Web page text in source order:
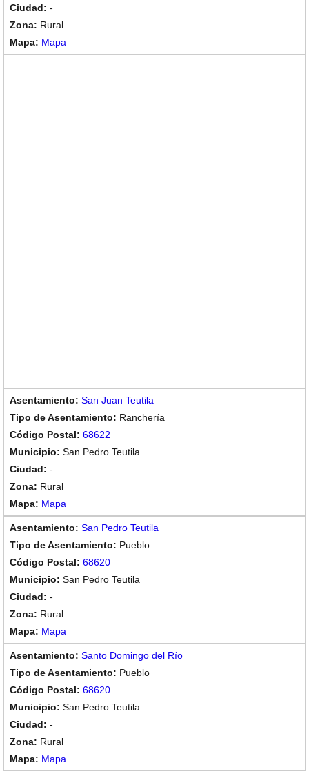
-
Rural
Mapa
San Juan Teutila
Ranchería
68622
San Pedro Teutila
-
Rural
Mapa
San Pedro Teutila
Pueblo
68620
San Pedro Teutila
-
Rural
Mapa
Santo Domingo del Río
Pueblo
68620
San Pedro Teutila
-
Rural
Mapa